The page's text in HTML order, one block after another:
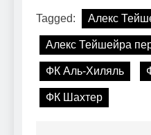
Tagged: Алекс
Алекс Тейшейра
ФК Аль-Хиляль
ФК Шахтер